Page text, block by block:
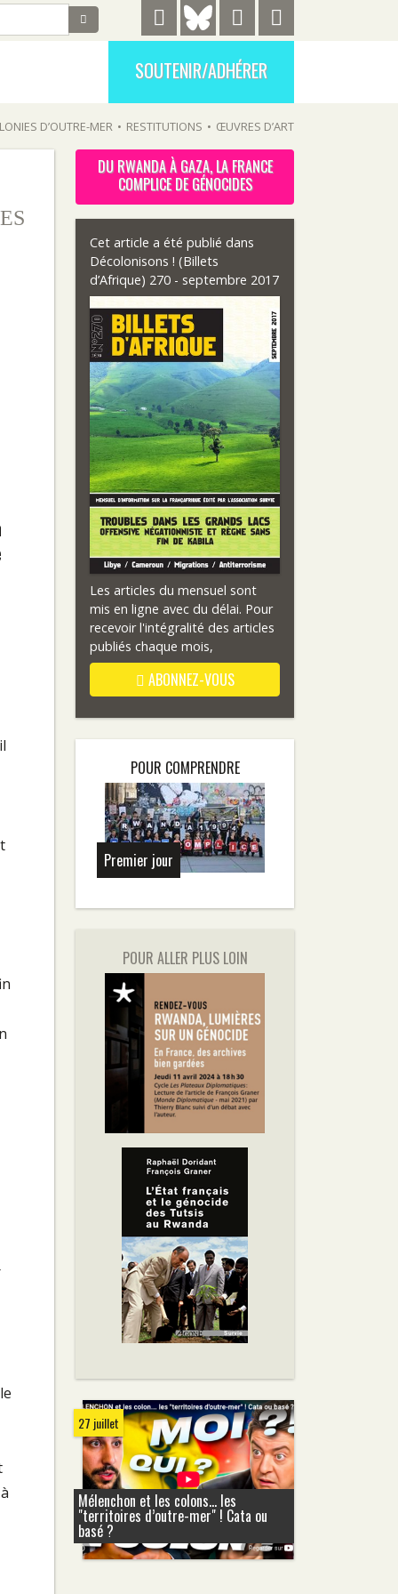
SOUTENIR/ADHÉRER
D’OUTRE-MER • RESTITUTIONS • ŒUVRES D’ART
DU RWANDA À GAZA, LA FRANCE
COMPLICE DE GÉNOCIDES
Cet article a été publié dans
Décolonisons ! (Billets
d’Afrique) 270 - septembre 2017
Les articles du mensuel sont
mis en ligne avec du délai. Pour
recevoir l'intégralité des articles
publiés chaque mois,
ABONNEZ-VOUS
POUR COMPRENDRE
Premier jour
POUR ALLER PLUS LOIN
27 juillet
Mélenchon et les colons... les
"territoires d’outre-mer" ! Cata ou
basé ?